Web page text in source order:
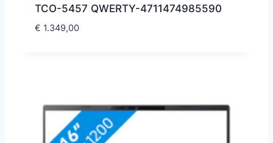
TCO-5457 QWERTY-4711474985590
€ 1.349,00